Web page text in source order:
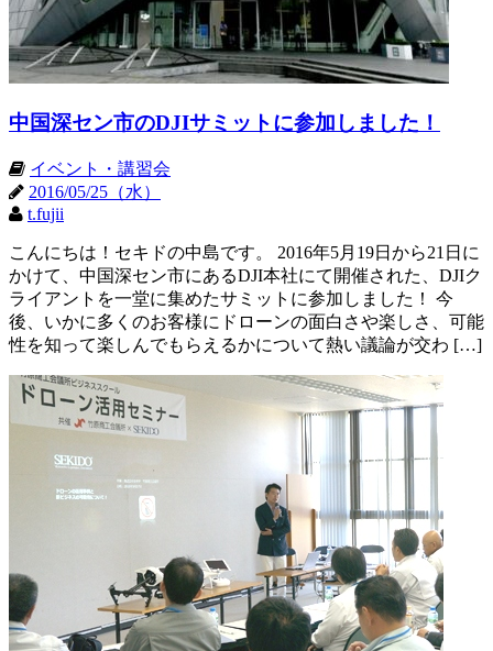
中国深セン市のDJIサミットに参加しました！
イベント・講習会
2016/05/25（水）
t.fujii
こんにちは！セキドの中島です。 2016年5月19日から21日に
かけて、中国深セン市にあるDJI本社にて開催された、DJIク
ライアントを一堂に集めたサミットに参加しました！ 今
後、いかに多くのお客様にドローンの面白さや楽しさ、可能
性を知って楽しんでもらえるかについて熱い議論が交わ […]